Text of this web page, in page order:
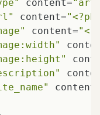
content=
content=
content=